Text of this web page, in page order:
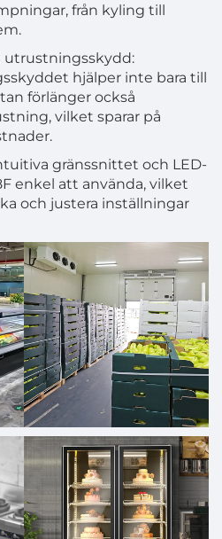
från kyling till
utrustningsskydd:
hjälper inte bara till
förlänger också
vilket sparar på
gränssnittet och LED-
enkel att använda, vilket
och justera inställningar